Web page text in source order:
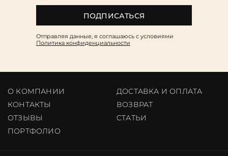
ПОДПИСАТЬСЯ
Отправляя данные, я соглашаюсь c условиями
Политика конфиденциальности
О КОМПАНИИ
ДОСТАВКА И ОПЛАТА
КОНТАКТЫ
ВОЗВРАТ
ОТЗЫВЫ
CТАТЬИ
ПОРТФОЛИО